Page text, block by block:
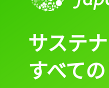
サステ
すべて